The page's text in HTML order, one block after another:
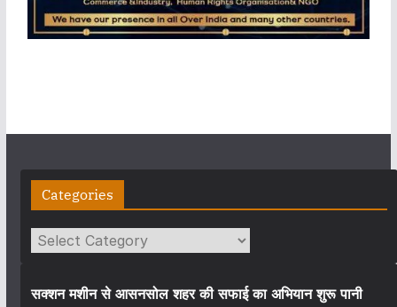
Categories
Categories
सक्शन मशीन से आसनसोल शहर की सफाई का अभियान शुरू पानी